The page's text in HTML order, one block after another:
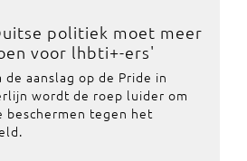
politiek moet meer
voor lhbti+-ers'
de aanslag op de Pride in
wordt de roep luider om
tegen het